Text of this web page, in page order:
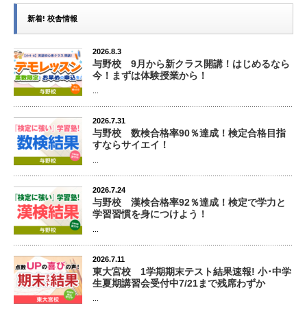
新着! 校舎情報
2026.8.3
与野校 9月から新クラス開講！はじめるなら
今！まずは体験授業から！
2026.7.31
与野校 数検合格率90％達成！検定合格目指
すならサイエイ！
2026.7.24
与野校 漢検合格率92％達成！検定で学力と
学習習慣を身につけよう！
2026.7.11
東大宮校 1学期期末テスト結果速報! 小･中学
生夏期講習会受付中7/21まで残席わずか